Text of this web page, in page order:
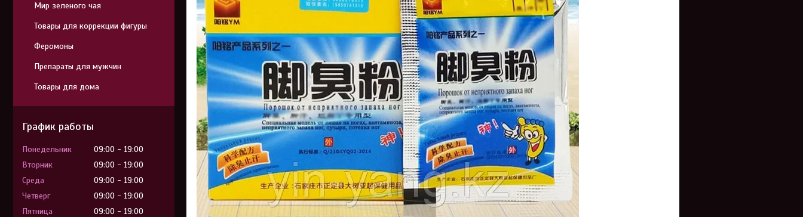
Мир зеленого чая
Товары для коррекции фигуры
Феромоны
Препараты для мужчин
Товары для дома
График работы
Понедельник 09:00
19:00
Вторник
09:00
19:00
Среда
09:00
19:00
Четверг
09:00
19:00
Пятница
09:00
19:00